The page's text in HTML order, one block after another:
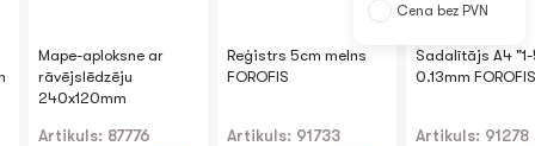
Mape-aploksne ar
rāvējslēdzēju
240x120mm
Artikuls: 87776
Reģistrs 5cm melns
FOROFIS
Artikuls: 91733
Sadalītājs A4
0.13mm FOROFIS
Artikuls: 91278
Cena bez PVN